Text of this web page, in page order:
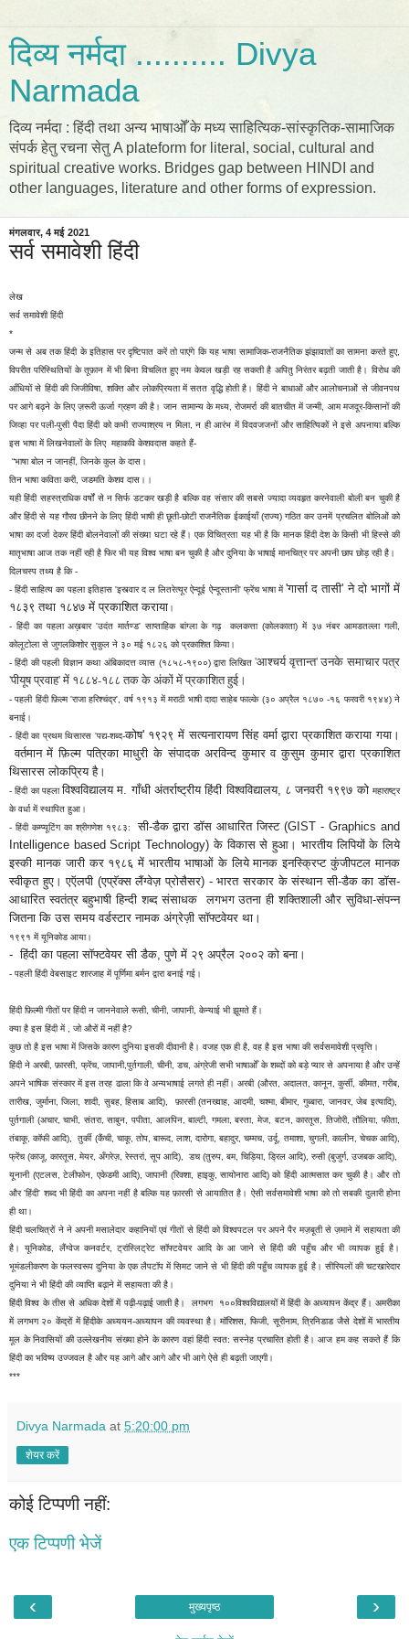
दिव्य नर्मदा .......... Divya
Narmada
दिव्य नर्मदा : हिंदी तथा अन्य भाषाओँ के मध्य साहित्यिक-सांस्कृतिक-सामाजिक
संपर्क हेतु रचना सेतु A plateform for literal, social, cultural and
spiritual creative works. Bridges gap between HINDI and
other languages, literature and other forms of expression.
मंगलवार, 4 मई 2021
सर्व समावेशी हिंदी
लेख
सर्व समावेशी हिंदी
*
जन्म से अब तक हिंदी के इतिहास पर दृष्टिपात करें तो पाएंगे कि यह भाषा सामाजिक-राजनैतिक झंझावातों का सामना करते हुए,
विपरीत परिस्थितियों के तूफ़ान में भी बिना विचलित हुए नम केवल खड़ी रह सकती है अपितु निरंतर बढ़ती जाती है। विरोध की
आँधियों से हिंदी की जिजीविषा, शक्ति और लोकप्रियता में सतत वृद्धि होती है। हिंदी ने बाधाओं और आलोचनाओं से जीवनपथ
पर आगे बढ़ने के लिए ज़रूरी ऊर्जा ग्रहण की है। जान सामान्य के मध्य, रोजमर्रा की बातचीत में जन्मी, आम मजदूर-किसानों की
जिव्हा पर पली-पुसी पैदा हिंदी को कभी राज्याश्रय न मिला, न ही आरंभ में विदवजजनों और साहित्यिकों ने इसे अपनाया बल्कि
इस भाषा में लिखनेवालों के लिए महाकवि केशवदास कहते हैं-
“भाषा बोल न जानहीं, जिनके कुल के दास।
तिन भाषा कविता करी, जडमति केशव दास।।
यही हिंदी सहस्त्राधिक वर्षों से न सिर्फ डटकर खड़ी है बल्कि वह संसार की सबसे ज्यादा व्यवहृत करनेवाली बोली बन चुकी है
और हिंदी से यह गौरव छीनने के लिए हिंदी भाषी ही छूती-छोटी राजनैतिक ईकाईयाँ (राज्य) गठित कर उनमें प्रचलित बोलिओं को
भाषा का दर्जा देकर हिंदी बोलनेवालों की संख्या घटा रहे हैं। एक विचित्रता यह भी है कि मानक हिंदी देश के किसी भी हिस्से की
मातृभाषा आज तक नहीं रही है फिर भी यह विश्व भाषा बन चुकी है और दुनिया के भाषाई मानचित्र पर अपनी छाप छोड़ रही है।
दिलचस्प तथ्य है कि -
- हिंदी साहित्य का पहला इतिहास 'इस्त्वार द ल लितरेत्यूर ऐन्दूई ऐन्दूस्तानी' फ्रेंच भाषा में'गार्सा द तासी'ने दो भागों में
१८३९ तथा १८४७ में प्रकाशित कराया ।
- हिंदी का पहला अख़बार 'उदंत मार्तण्ड' साप्ताहिक बांग्ला के गढ़ कलकत्ता (कोलकाता) में ३७ नंबर आमडतल्ला गली,
कोलूटोला से जुगलकिशोर सुकुल ने ३० मई १८२६ को प्रकाशित किया।
- हिंदी की पहली विज्ञान कथा अंबिकादत्त व्यास (१८५८-१९००) द्वारा लिखित'आश्चर्य वृत्तान्त' उनके समाचार पत्र
'पीयूष प्रवाह' में १८८४-१८८ तक के अंकों में प्रकाशित हुई।
- पहली हिंदी फ़िल्म 'राजा हरिश्चंद्र', वर्ष १९१३ में मराठी भाषी दादा साहेब फाल्के (३० अप्रैल १८७० -१६ फरवरी १९४४) ने
बनाई।
- हिंदी का प्रथम थिसारस 'पद्य-शब्द-कोष' १९२९ में सत्यनारायण सिंह वर्मा द्वारा प्रकाशित कराया गया।
वर्तमान में फ़िल्म पत्रिका माधुरी के संपादक अरविन्द कुमार व कुसुम कुमार द्वारा प्रकाशित
थिसारस लोकप्रिय है।
- हिंदी का पहलाविश्वविद्यालय म. गाँधी अंतर्राष्ट्रीय हिंदी विश्वविद्यालय, ८ जनवरी १९९७ कोमहाराष्ट्र
के वर्धा में स्थापित हुआ।
- हिंदी कम्प्यूटिंग का श्रीगणेश १९८३:सी-डैक द्वाराडॉस आधारितजिस्ट (GIST - Graphics and
Intelligence based Script Technology) के विकास से हुआ। भारतीय लिपियों के लिये
इस्की मानक जारी कर १९८६ में भारतीय भाषाओं के लिये मानक इनस्क्रिप्ट कुंजीपटल मानक
स्वीकृत हुए।एऍलपी (एप्रॅक्स लैंग्वेज़ प्रोसैसर) - भारत सरकार के संस्थान सी-डैक का डॉस-
आधारित स्वतंत्र बहुभाषी हिन्दी शब्द संसाधक लगभग उतना ही शक्तिशाली और सुविधा-संपन्न
जितना कि उस समय वर्डस्टार नामक अंग्रेज़ी सॉफ्टवेयर था।
१९९१ में यूनिकोड आया।
- हिंदी का पहला सॉफ्टवेयर सी डैक, पुणे में २९ अप्रैल २००२ को बना।
- पहली हिंदी वेबसाइट शारजाह में पूर्णिमा बर्मन द्वारा बनाई गई।
हिंदी फ़िल्मी गीतों पर हिंदी न जाननेवाले रूसी, चीनी, जापानी, केन्याई भी झूमते हैं।
क्या है इस हिंदी में , जो औरों में नहीं है?
कुछ तो है इस भाषा में जिसके कारण दुनिया इसकी दीवानी है। वजह एक ही है, वह है इस भाषा की सर्वसमावेशी प्रवृत्ति।
हिंदी ने अरबी, फ़ारसी, फ्रेंच, जापानी,पुर्तगाली, चीनी, डच, अंग्रेजी सभी भाषाओँ के शब्दों को बड़े प्यार से अपनाया है और उन्हें
अपने भाषिक संस्कार में इस तरह ढाला कि वे अन्यभाषाई लगते ही नहीं। अरबी (औरत, अदालत, कानून, कुर्सी, कीमत, गरीब,
तारीख, जुर्माना, जिला, शादी, सुबह, हिसाब आदि), फ़ारसी (तनख्वाह, आदमी, चश्मा, बीमार, गुब्बारा, जानवर, जेब इत्यादि),
पुर्तगाली (अचार, चाभी, संतरा, साबुन, पपीता, आलपिन, बाल्टी, गमला, बस्ता, मेज, बटन, कारतूस, तिजोरी, तौलिया, फीता,
तंबाकू, कॉफी आदि), तुर्की (कैंची, चाकू, तोप, बारूद, लाश, दारोगा, बहादुर, चम्मच, उर्दू, तमाशा, चुगली, कालीन, चेचक आदि),
फ्रेंच (काजू, कारतूस, मेयर, अँगरेज़, रेस्तरां, सूप आदि), डच (तुरुप, बम, चिड़िया, ड्रिल आदि), रुसी (बुजुर्ग, उजबक आदि),
यूनानी (एटलस, टेलीफोन, एकेडमी आदि), जापानी (रिक्शा, हाइकु, सायोनारा आदि) को हिंदी आत्मसात कर चुकी है। और तो
और 'हिंदी' शब्द भी हिंदी का अपना नहीं है बल्कि यह फ़ारसी से आयातित है। ऐसी सर्वसमावेशी भाषा को तो सबकी दुलारी होना
ही था।
हिंदी चलचित्रों ने ने अपनी मसालेदार कहानियों एवं गीतों से हिंदी को विश्वपटल पर अपने पैर मज़बूती से ज़माने में सहायता की
है। यूनिकोड, लैंग्वेज कनवर्टर, ट्रांस्लिट्रेट सॉफ्टवेयर आदि के आ जाने से हिंदी की पहुँच और भी व्यापक हुई है।
भूमंडलीकरण के फलस्वरूप दुनिया के एक लैपटॉप में सिमट जाने से भी हिंदी की पहुँच व्यापक हुई है। सीरियलों की चटखारेदार
दुनिया ने भी हिंदी की व्याप्ति बढ़ाने में सहायता की है।
हिंदी विश्व के तीस से अधिक देशों में पढ़ी-पढ़ाई जाती है। लगभग १००विश्वविद्यालयों में हिंदी के अध्यापन केंद्र हैं। अमरीका
में लगभग २० केंद्रों में हिंदीके अध्ययन-अध्यापन की व्यवस्था है। मॉरिशस, फिजी, सूरीनाम, त्रिनिडाड जैसे देशों में भारतीय
मूल के निवासियों की उल्लेखनीय संख्या होने के कारण वहां हिंदी स्वत: सस्नेह प्रचारित होती है।आज हम कह सकते हैं कि
हिंदी का भविष्य उज्जवल है और यह आगे और आगे और भी आगे ऐसे ही बढ़ती जाएगी।
***
Divya Narmada at 5:20:00 pm
शेयर करें
कोई टिप्पणी नहीं:
एक टिप्पणी भेजें
‹ ›
मुख्यपृष्ठ